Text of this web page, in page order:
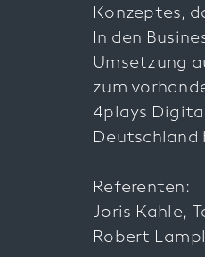
Konzeptes,
In den
Umsetzung
zum
4plays
Deutschland
Referenten:
Joris Kahle,
Robert